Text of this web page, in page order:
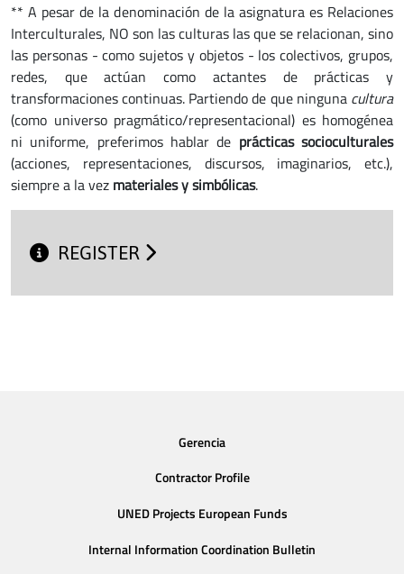
** A pesar de la denominación de la asignatura es Relaciones
Interculturales, NO son las culturas las que se relacionan, sino
las personas - como sujetos y objetos - los colectivos, grupos,
redes, que actúan como actantes de prácticas y
transformaciones continuas. Partiendo de que ninguna cultura
(como universo pragmático/representacional) es homogénea
ni uniforme, preferimos hablar de prácticas socioculturales
(acciones, representaciones, discursos, imaginarios, etc.),
siempre a la vez materiales y simbólicas.
REGISTER
Gerencia
Contractor Profile
UNED Projects European Funds
Internal Information Coordination Bulletin